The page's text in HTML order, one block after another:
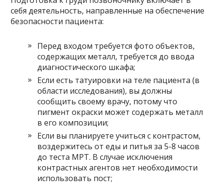
себя деятельность, направленные на обеспечение
безопасности пациента:
Перед входом требуется фото объектов,
содержащих металл, требуется до ввода
диагностического шкафа;
Если есть татуировки на теле пациента (в
области исследования), вы должны
сообщить своему врачу, потому что
пигмент окраски может содержать металл
в его композиции;
Если вы планируете учиться с контрастом,
воздержитесь от еды и питья за 5-8 часов
до теста МРТ. В случае исключения
контрастных агентов нет необходимости
использовать пост;